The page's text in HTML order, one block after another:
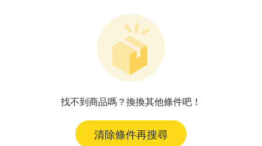
找不到商品嗎？換換其他條件吧！
清除條件再搜尋